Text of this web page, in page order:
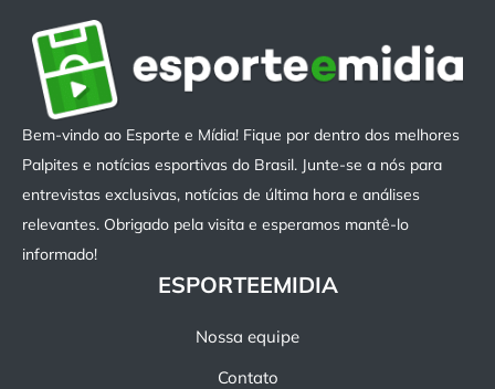
Bem-vindo ao Esporte e Mídia! Fique por dentro dos melhores
Palpites e notícias esportivas do Brasil. Junte-se a nós para
entrevistas exclusivas, notícias de última hora e análises
relevantes. Obrigado pela visita e esperamos mantê-lo
informado!
ESPORTEEMIDIA
Nossa equipe
Contato